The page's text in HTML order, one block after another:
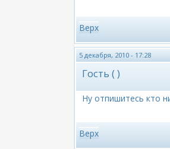
Верх
5 декабря, 2010 - 17:28
Гость ( )
Ну отпишитесь кто
Верх